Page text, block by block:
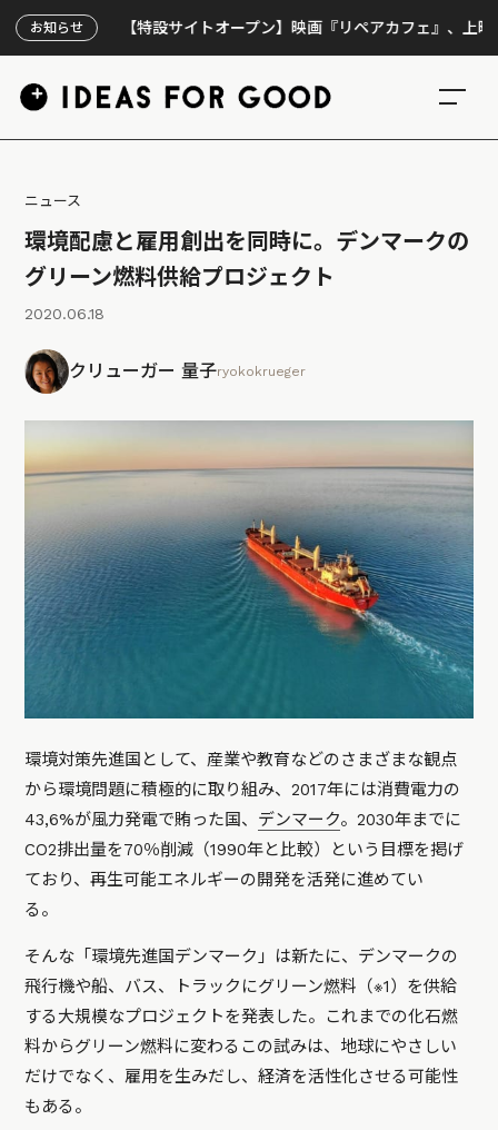
お知らせ【特設サイトオープン】映画『リペアカフェ』、上映300回の
ニュース
環境配慮と雇用創出を同時に。デンマークの
グリーン燃料供給プロジェクト
2020.06.18
クリューガー 量子ryokokrueger
環境対策先進国として、産業や教育などのさまざまな観点
から環境問題に積極的に取り組み、2017年には消費電力の
43,6%が風力発電で賄った国、 デンマーク。2030年までに
CO2排出量を70％削減（1990年と比較）という目標を掲げ
ており、再生可能エネルギーの開発を活発に進めてい
る。
そんな「環境先進国デンマーク」は新たに、デンマークの
飛行機や船、バス、トラックにグリーン燃料（※1）を供給
する大規模なプロジェクトを発表した。これまでの化石燃
料からグリーン燃料に変わるこの試みは、地球にやさしい
だけでなく、雇用を生みだし、経済を活性化させる可能性
もある。